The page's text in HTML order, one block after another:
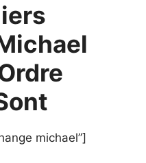
michael”]